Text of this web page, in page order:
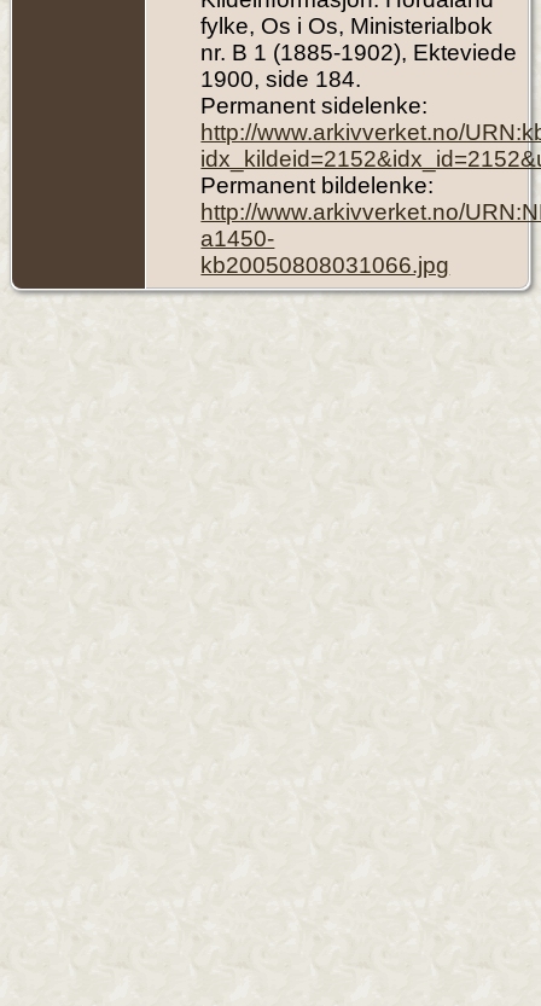
fylke, Os i Os, Ministerialbok
nr. B 1 (1885-1902), Ekteviede
1900, side 184.
Permanent sidelenke:
http://www.arkivverket.no/
Permanent bildelenke:
http://www.arkivverket.no/
a1450-
kb20050808031066.jpg